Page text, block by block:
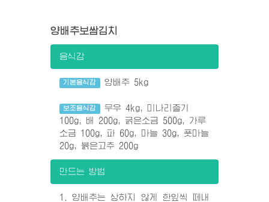
양배추보쌈김치
음식감
기본음식감 양배추 5kg
보조음식감
무우 4kg, 미나리줄기
100g, 배 200g, 굵은소금 500g, 가루
소금 100g, 파 60g, 마늘 30g, 풋마늘
20g, 붉은고추 200g
만드는 방법
1. 양배추는 상하지 않게 한잎씩 떼내